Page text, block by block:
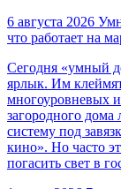
6 августа 2026
что работает на
Сегодня «умный
ярлык. Им
многоуровневых
загородного дома
систему под
кино». Но часто
погасить свет в